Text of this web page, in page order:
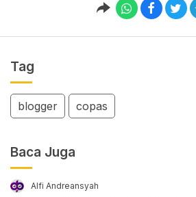
Tag
blogger copas
Baca Juga
Alfi Andreansyah